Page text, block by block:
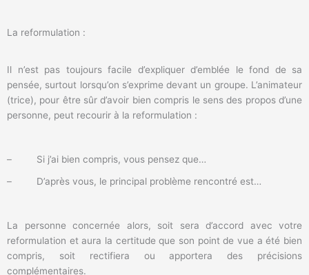
La reformulation :
Il n’est pas toujours facile d’expliquer d’emblée le fond de sa
pensée, surtout lorsqu’on s’exprime devant un groupe. L’animateur
(trice), pour être sûr d’avoir bien compris le sens des propos d’une
personne, peut recourir à la reformulation :
– Si j’ai bien compris, vous pensez que…
– D’après vous, le principal problème rencontré est…
La personne concernée alors, soit sera d’accord avec votre
reformulation et aura la certitude que son point de vue a été bien
compris, soit rectifiera ou apportera des précisions
complémentaires.